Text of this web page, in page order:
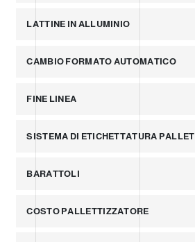
LATTINE IN ALLUMINIO
CAMBIO FORMATO AUTOMATICO
FINE LINEA
SISTEMA DI ETICHETTATURA PALLET
BARATTOLI
COSTO PALLETTIZZATORE